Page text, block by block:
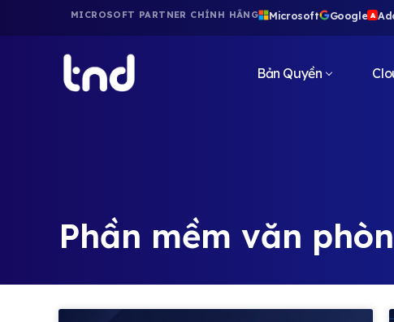
MICROSOFT PARTNER CHÍNH HÃNG Microsoft Google A
Bản Quyền
Phần mềm văn